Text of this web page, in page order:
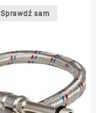
P120C
Sprawdź sam